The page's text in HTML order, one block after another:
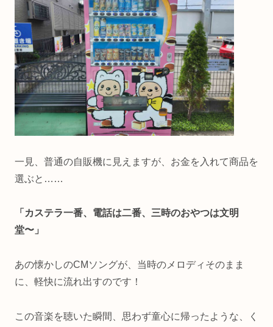
一見、普通の自販機に見えますが、お金を入れて商品を
選ぶと……
「カステラ一番、電話は二番、三時のおやつは文明
堂〜」
あの懐かしのCMソングが、当時のメロディそのまま
に、軽快に流れ出すのです！
この音楽を聴いた瞬間、思わず童心に帰ったような、く